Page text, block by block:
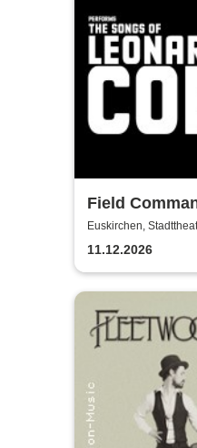
Field
Songs of
Euskirchen,
11.12.2026